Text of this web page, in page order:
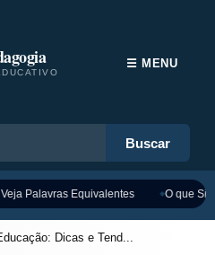
Buscar
☰ MENU
Palavras Equivalentes O que
Dicas e Tend...